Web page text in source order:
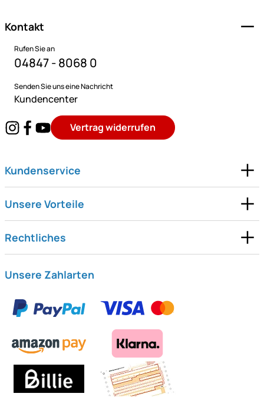
Kontakt
Rufen Sie an
04847 - 8068 0
Senden Sie uns eine Nachricht
Kundencenter
Vertrag widerrufen
Kundenservice
Unsere Vorteile
Rechtliches
Unsere Zahlarten